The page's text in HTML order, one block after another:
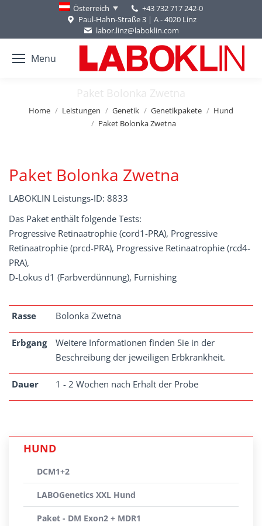
Österreich
+43 732 717 242-0
Paul-Hahn-Straße 3 | A - 4020 Linz
labor.linz@laboklin.com
Menu
Paket Bolonka Zwetna
You are here:
Home Leistungen Genetik Genetikpakete
Hund
Paket Bolonka Zwetna
Paket Bolonka Zwetna
LABOKLIN Leistungs-ID: 8833
Das Paket enthält folgende Tests:
Progressive Retinaatrophie (cord1-PRA), Progressive
Retinaatrophie (prcd-PRA), Progressive Retinaatrophie (rcd4-
PRA),
D-Lokus d1 (Farbverdünnung), Furnishing
Rasse Bolonka Zwetna
Erbgang
Weitere Informationen finden Sie in der
Beschreibung der jeweiligen Erbkrankheit.
Dauer 1 - 2 Wochen nach Erhalt der Probe
HUND
DCM1+2
LABOGenetics XXL Hund
Paket - DM Exon2 + MDR1